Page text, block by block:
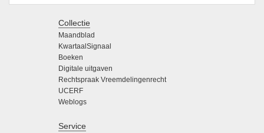
Collectie
Maandblad
KwartaalSignaal
Boeken
Digitale uitgaven
Rechtspraak Vreemdelingenrecht
UCERF
Weblogs
Service